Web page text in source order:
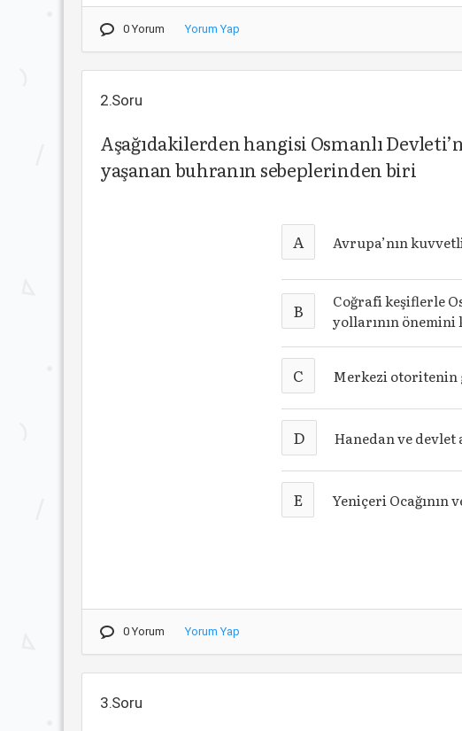
0 Yorum Yorum Yap
2.Soru
Aşağıdakilerden hangisi Osmanlı
yaşanan buhranın sebeplerinden biri
A Avrupa’nın
B
Coğrafi keşiflerle
yollarının önemini
C Merkezi otoritenin
D Hanedan ve devlet
E Yeniçeri Ocağının
0 Yorum Yorum Yap
3.Soru